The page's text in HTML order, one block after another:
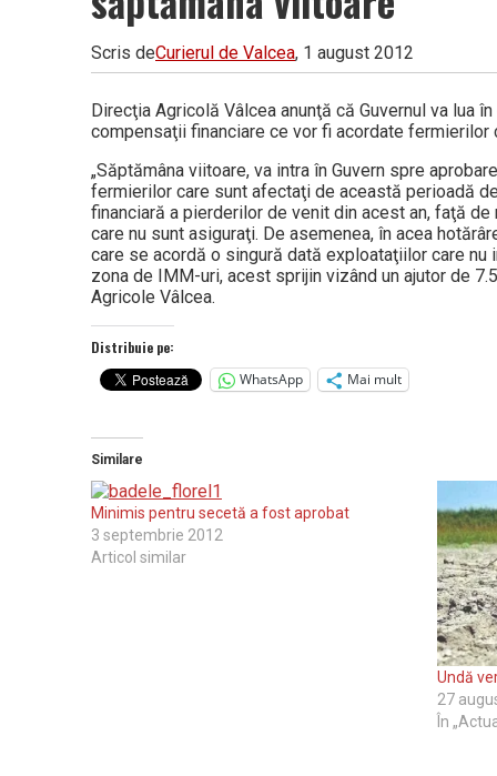
Vâlcea
Scris deCurierul de Valcea, 1 august 2012
Direcţia Agricolă Vâlcea anunţă că Guvernul va lua
compensaţii financiare ce vor fi acordate
„Săptămâna viitoare, va intra în Guvern spre
fermierilor care sunt afectaţi de această perioadă
financiară a pierderilor de venit din acest an, faţă
care nu sunt asiguraţi. De asemenea, în acea
care se acordă o singură dată exploataţiilor care
zona de IMM-uri, acest sprijin vizând un ajutor de
Agricole Vâlcea.
Distribuie pe:
WhatsApp
Mai mult
Similare
Minimis pentru secetă a fost aprobat
3 septembrie 2012
Articol similar
Undă
27
În